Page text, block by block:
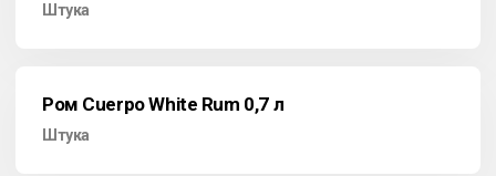
Штука
Ром Cuerpo White Rum 0,7 л
Штука